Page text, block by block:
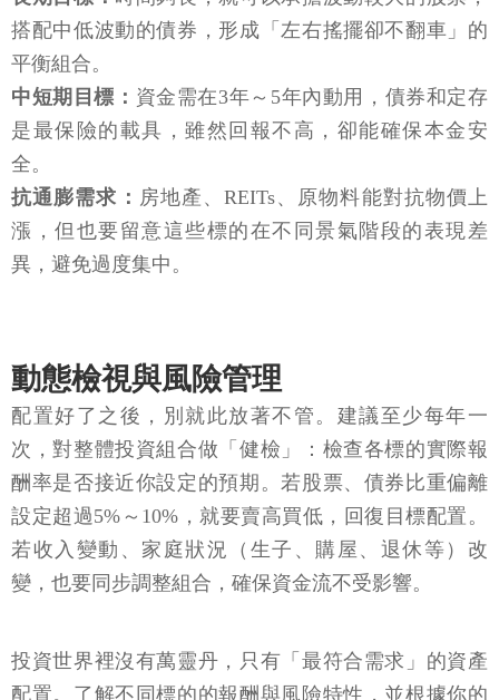
搭配中低波動的債券，形成「左右搖擺卻不翻車」的
平衡組合。
中短期目標： 資金需在3年～5年內動用，債券和定存
是最保險的載具，雖然回報不高，卻能確保本金安
全。
抗通膨需求： 房地產、REITs、原物料能對抗物價上
漲，但也要留意這些標的在不同景氣階段的表現差
異，避免過度集中。
動態檢視與風險管理
配置好了之後，別就此放著不管。建議至少每年一
次，對整體投資組合做「健檢」：檢查各標的實際報
酬率是否接近你設定的預期。若股票、債券比重偏離
設定超過5%～10%，就要賣高買低，回復目標配置。
若收入變動、家庭狀況（生子、購屋、退休等）改
變，也要同步調整組合，確保資金流不受影響。
投資世界裡沒有萬靈丹，只有「最符合需求」的資產
配置。了解不同標的的報酬與風險特性，並根據你的